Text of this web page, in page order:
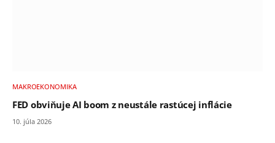
MAKROEKONOMIKA
FED obviňuje AI boom z neustále rastúcej inflácie
10. júla 2026